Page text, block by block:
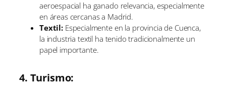
aeroespacial ha ganado relevancia, especialmente
en áreas cercanas a Madrid.
Textil:Especialmente en la provincia de Cuenca,
la industria textil ha tenido tradicionalmente un
papel importante.
4. Turismo: